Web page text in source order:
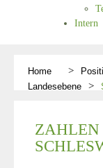
Intern
Home
Landesebene
ZAHLEN